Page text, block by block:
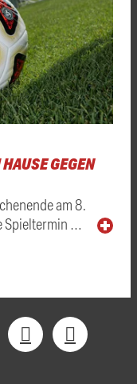
GEGEN
am 8.
Spieltermin …